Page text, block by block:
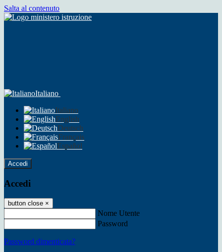
Salta al contenuto
Italiano
Italiano
English
Deutsch
Français
Español
Accedi
Accedi
button close ×
Nome Utente
Password
Password dimenticata?